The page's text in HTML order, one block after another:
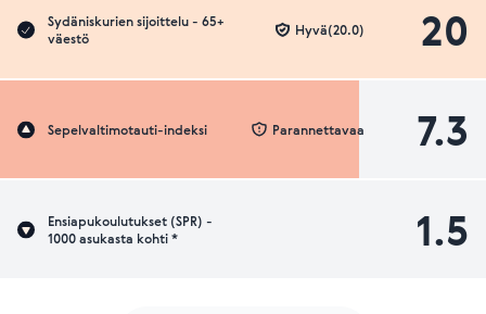
Sydäniskurien sijoittelu - 65+
väestö
20
Hyvä(20.0)
Sepelvaltimotauti-indeksi 7.3
Parannettavaa
Ensiapukoulutukset (SPR) -
1000 asukasta kohti *
1.5